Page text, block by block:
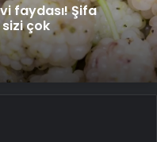
faydası! Şifa
çok